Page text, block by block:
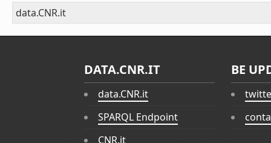
data.CNR.it
DATA.CNR.IT
data.CNR.it
SPARQL Endpoint
CNR.it
BE